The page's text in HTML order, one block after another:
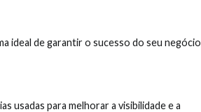
ideal de garantir o sucesso do seu negócio
usadas para melhorar a visibilidade e a